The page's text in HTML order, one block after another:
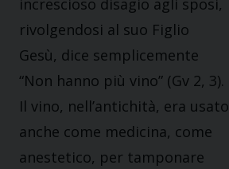
increscioso disagio agli sposi,
rivolgendosi al suo Figlio
Gesù, dice semplicemente
“Non hanno più vino” (Gv 2, 3).
Il vino, nell’antichità, era usato
anche come medicina, come
anestetico, per tamponare